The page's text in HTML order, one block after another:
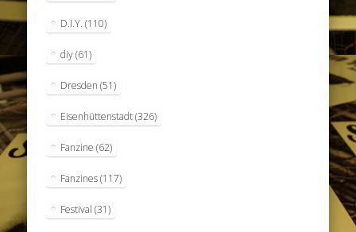
D.I.Y. (110)
diy(61)
Dresden (51)
Eisenhüttenstadt(326)
Fanzine (62)
Fanzines(117)
Festival (31)